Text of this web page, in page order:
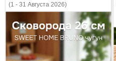
(1 - 31 Августа 2026)